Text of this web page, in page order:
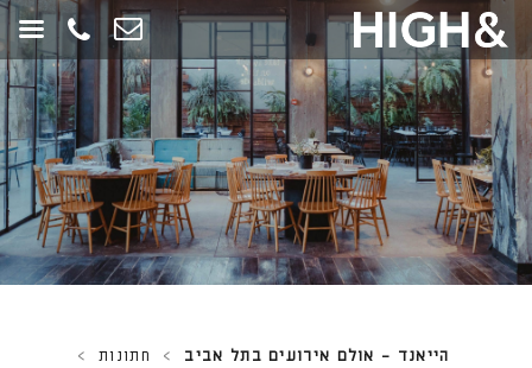
תחילתו
דף
אינטרנט,
לחץ
אנטר
כדי
לעבור
לאזור
תוכן
הייאנד - אולם אירועים בתל אביב > חתונות
>